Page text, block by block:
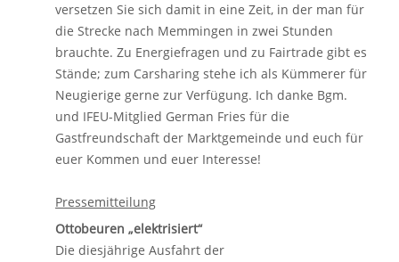
versetzen Sie sich damit in eine Zeit, in der man für
die Strecke nach Memmingen in zwei Stunden
brauchte. Zu Energiefragen und zu Fairtrade gibt es
Stände; zum Carsharing stehe ich als Kümmerer für
Neugierige gerne zur Verfügung. Ich danke Bgm.
und IFEU-Mitglied German Fries für die
Gastfreundschaft der Marktgemeinde und euch für
euer Kommen und euer Interesse!
Pressemitteilung
Ottobeuren „elektrisiert“
Die diesjährige Ausfahrt der